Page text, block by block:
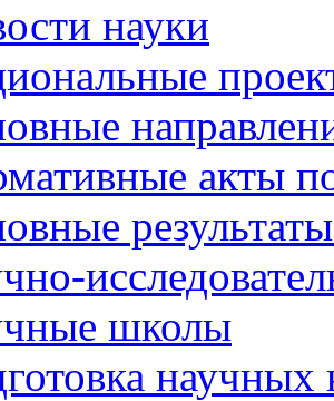
науки
акты
школы
научных